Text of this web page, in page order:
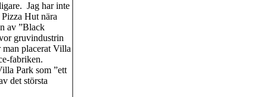
Jag har inte
Hut nära
av ”Black
gruvindustrin
placerat Villa
fabriken.
Park som ”ett
det största